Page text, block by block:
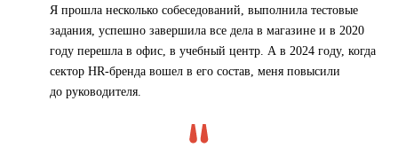
Я прошла несколько собеседований, выполнила тестовые
задания, успешно завершила все дела в магазине и в 2020
году перешла в офис, в учебный центр. А в 2024 году, когда
сектор HR-бренда вошел в его состав, меня повысили
до руководителя.